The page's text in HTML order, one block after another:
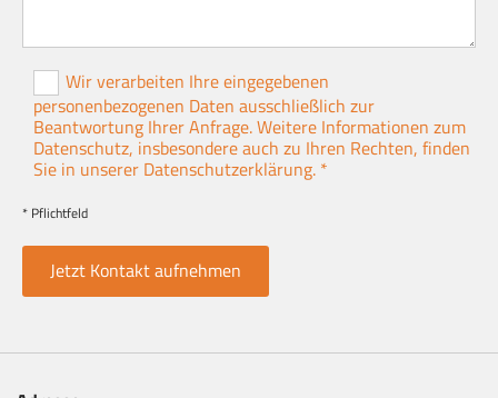
Wir verarbeiten Ihre eingegebenen
personenbezogenen Daten ausschließlich zur
Beantwortung Ihrer Anfrage. Weitere Informationen zum
Datenschutz, insbesondere auch zu Ihren Rechten, finden
Sie in unserer Datenschutzerklärung. *
* Pflichtfeld